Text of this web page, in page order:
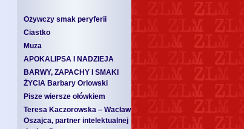
Ożywczy smak peryferii
Ciastko
Muza
APOKALIPSA I NADZIEJA
BARWY, ZAPACHY I SMAKI
ŻYCIA Barbary Orlowski
Pisze wiersze ołówkiem
Teresa Kaczorowska – Wacław
Oszajca, partner intelektualnej